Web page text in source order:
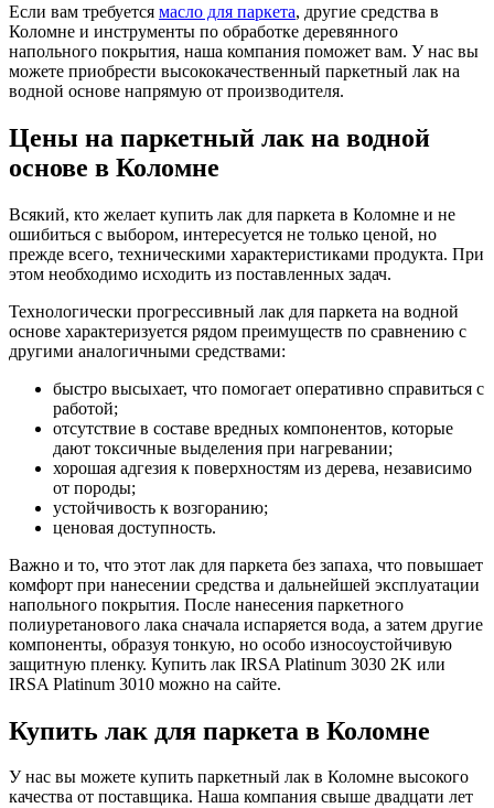
Если вам требуется масло для паркета, другие средства в
Коломне и инструменты по обработке деревянного
напольного покрытия, наша компания поможет вам. У нас вы
можете приобрести высококачественный паркетный лак на
водной основе напрямую от производителя.
Цены на паркетный лак на водной
основе в Коломне
Всякий, кто желает купить лак для паркета в Коломне и не
ошибиться с выбором, интересуется не только ценой, но
прежде всего, техническими характеристиками продукта. При
этом необходимо исходить из поставленных задач.
Технологически прогрессивный лак для паркета на водной
основе характеризуется рядом преимуществ по сравнению с
другими аналогичными средствами:
быстро высыхает, что помогает оперативно справиться с
работой;
отсутствие в составе вредных компонентов, которые
дают токсичные выделения при нагревании;
хорошая адгезия к поверхностям из дерева, независимо
от породы;
устойчивость к возгоранию;
ценовая доступность.
Важно и то, что этот лак для паркета без запаха, что повышает
комфорт при нанесении средства и дальнейшей эксплуатации
напольного покрытия. После нанесения паркетного
полиуретанового лака сначала испаряется вода, а затем другие
компоненты, образуя тонкую, но особо износоустойчивую
защитную пленку. Купить лак IRSA Platinum 3030 2K или
IRSA Platinum 3010 можно на сайте.
Купить лак для паркета в Коломне
У нас вы можете купить паркетный лак в Коломне высокого
качества от поставщика. Наша компания свыше двадцати лет